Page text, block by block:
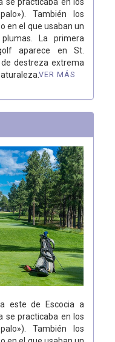
También los
en el que usaban un
La primera
aparece en St.
destreza extrema
VER MÁS
este de Escocia a
se practicaba en los
También los